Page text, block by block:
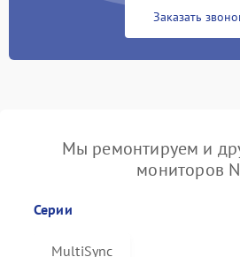
Заказать
Мы ремонтируем и
мониторов
Серии
MultiSync